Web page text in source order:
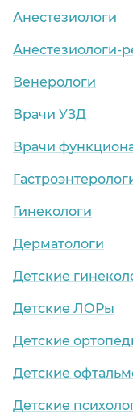
Анестезиологи
Анестезиологи-
Венерологи
Врачи УЗД
Врачи
Гинекологи
Дерматологи
Детские
Детские ЛОРы
Детские
Детские
Детские